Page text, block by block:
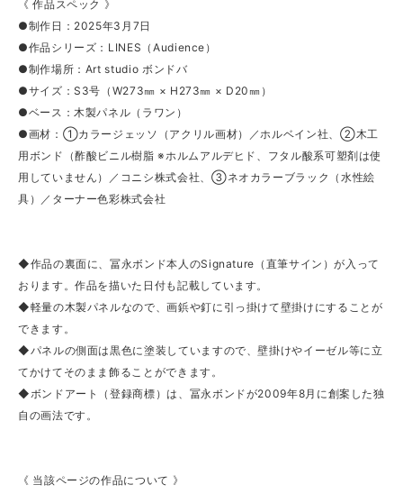
《 作品スペック 》
●制作日：2025年3月7日
●作品シリーズ：LINES（Audience）
●制作場所：Art studio ボンドバ
●サイズ：S3号（W273㎜ × H273㎜ × D20㎜）
●ベース：木製パネル（ラワン）
●画材：①カラージェッソ（アクリル画材）／ホルベイン社、②木工
用ボンド（酢酸ビニル樹脂 ※ホルムアルデヒド、フタル酸系可塑剤は使
用していません）／コニシ株式会社、③ネオカラーブラック（水性絵
具）／ターナー色彩株式会社
◆作品の裏面に、冨永ボンド本人のSignature（直筆サイン）が入って
おります。作品を描いた日付も記載しています。
◆軽量の木製パネルなので、画鋲や釘に引っ掛けて壁掛けにすることが
できます。
◆パネルの側面は黒色に塗装していますので、壁掛けやイーゼル等に立
てかけてそのまま飾ることができます。
◆ボンドアート（登録商標）は、冨永ボンドが2009年8月に創案した独
自の画法です。
《 当該ページの作品について 》